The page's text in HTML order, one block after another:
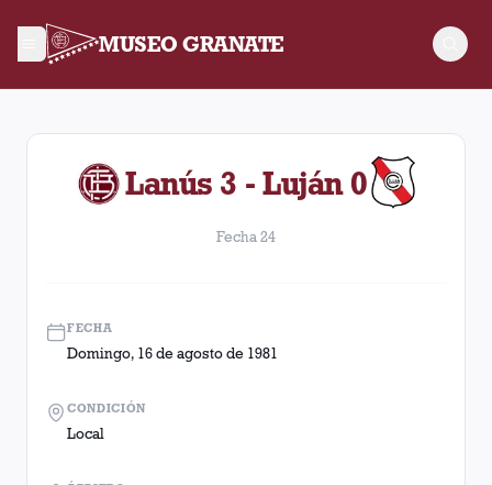
MUSEO GRANATE
Fecha 24. Partido entre Lanús y Luján disputado el
Lanús 3 - Luján 0
Fecha 24
FECHA
Domingo, 16 de agosto de 1981
CONDICIÓN
Local